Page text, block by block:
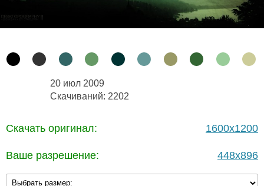
20 июл 2009
Скачиваний: 2202
Скачать оригинал: 1600x1200
Ваше разрешение: 448x896